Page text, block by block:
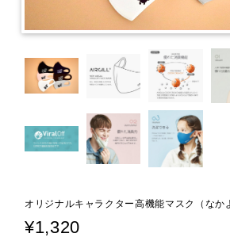
オリジナルキャラクター高機能マスク（なか
¥1,320